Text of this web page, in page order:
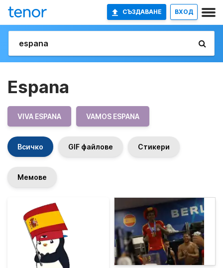
СЪЗДАВАНЕ ВХОД
Espana
VIVA ESPANA VAMOS ESPANA
Всичко GIF файлове Стикери
Мемове